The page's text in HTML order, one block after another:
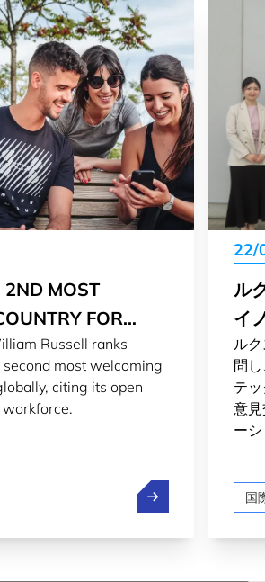
2ND MOST
FOR
Russell ranks
most welcoming
citing its open
workforce.
Luxembourg 2nd
22/
ル
イ
問
ル
問
テ
意
ー
国